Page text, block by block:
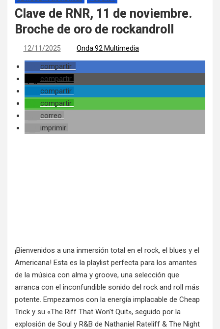
Clave de RNR, 11 de noviembre.
Broche de oro de rockandroll
12/11/2025 Onda 92 Multimedia
compartir
compartir
compartir
compartir
correo
imprimir
¡Bienvenidos a una inmersión total en el rock, el blues y el
Americana! Esta es la playlist perfecta para los amantes
de la música con alma y groove, una selección que
arranca con el inconfundible sonido del rock and roll más
potente. Empezamos con la energía implacable de Cheap
Trick y su «The Riff That Won’t Quit», seguido por la
explosión de Soul y R&B de Nathaniel Rateliff & The Night